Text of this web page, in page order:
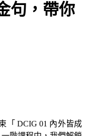
句，帶你
「 DCIG 01 內外皆成